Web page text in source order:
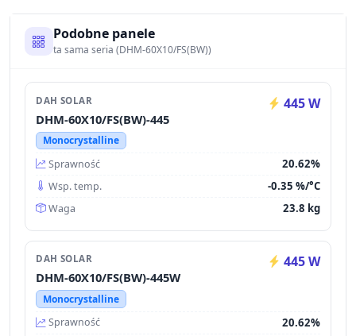
Podobne panele
ta sama seria (DHM-60X10/FS(BW))
DAH SOLAR 445 W
DHM-60X10/FS(BW)-445
Monocrystalline
Sprawność
20.62%
Wsp. temp. -0.35 %/°C
Waga 23.8 kg
DAH SOLAR 445 W
DHM-60X10/FS(BW)-445W
Monocrystalline
Sprawność
20.62%